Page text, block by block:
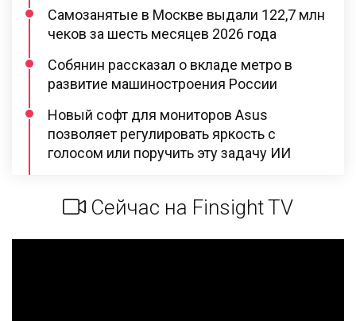
Самозанятые в Москве выдали 122,7 млн
чеков за шесть месяцев 2026 года
Собянин рассказал о вкладе метро в
развитие машиностроения России
Новый софт для мониторов Asus
позволяет регулировать яркость с
голосом или поручить эту задачу ИИ
Сейчас на Finsight TV